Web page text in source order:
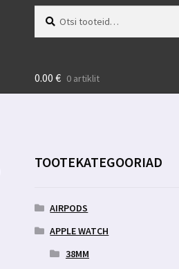
0.00 € 0 artiklit
TOOTEKATEGOORIAD
AIRPODS
APPLE WATCH
38MM